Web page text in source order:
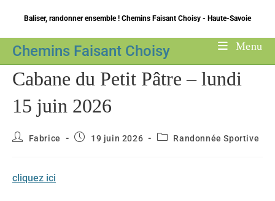
content
Baliser, randonner ensemble ! Chemins Faisant Choisy - Haute-Savoie
Chemins Faisant Choisy Menu
Cabane du Petit Pâtre – lundi
15 juin 2026
Auteur/autrice
Fabrice
Publication
19 juin 2026
PostRandonnée Sportive
cliquez ici